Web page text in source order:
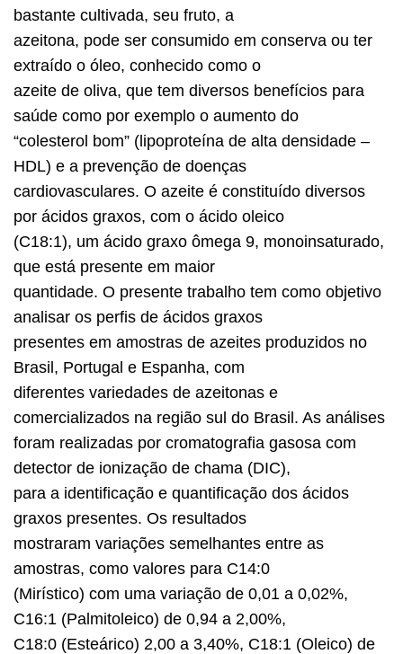
bastante cultivada, seu fruto, a
azeitona, pode ser consumido em conserva ou ter
extraído o óleo, conhecido como o
azeite de oliva, que tem diversos benefícios para
saúde como por exemplo o aumento do
“colesterol bom” (lipoproteína de alta densidade –
HDL) e a prevenção de doenças
cardiovasculares. O azeite é constituído diversos
por ácidos graxos, com o ácido oleico
(C18:1), um ácido graxo ômega 9, monoinsaturado,
que está presente em maior
quantidade. O presente trabalho tem como objetivo
analisar os perfis de ácidos graxos
presentes em amostras de azeites produzidos no
Brasil, Portugal e Espanha, com
diferentes variedades de azeitonas e
comercializados na região sul do Brasil. As análises
foram realizadas por cromatografia gasosa com
detector de ionização de chama (DIC),
para a identificação e quantificação dos ácidos
graxos presentes. Os resultados
mostraram variações semelhantes entre as
amostras, como valores para C14:0
(Mirístico) com uma variação de 0,01 a 0,02%,
C16:1 (Palmitoleico) de 0,94 a 2,00%,
C18:0 (Esteárico) 2,00 a 3,40%, C18:1 (Oleico) de